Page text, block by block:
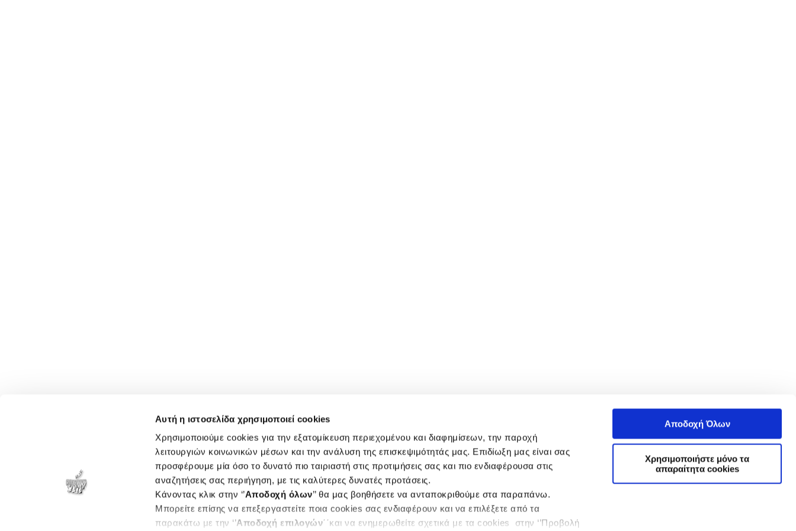
Αυτή η ιστοσελίδα χρησιμοποιεί cookies
Χρησιμοποιούμε cookies για την εξατομίκευση περιεχομένου και διαφημίσεων, την παροχή
λειτουργιών κοινωνικών μέσων και την ανάλυση της επισκεψιμότητάς μας. Επιδίωξη μας είναι σας
προσφέρουμε μία όσο το δυνατό πιο ταιριαστή στις προτιμήσεις σας και πιο ενδιαφέρουσα στις
αναζητήσεις σας περιήγηση, με τις καλύτερες δυνατές προτάσεις.
Κάνοντας κλικ στην ‘’Αποδοχή όλων’’ θα μας βοηθήσετε να ανταποκριθούμε στα παραπάνω.
Μπορείτε επίσης να επεξεργαστείτε ποια cookies σας ενδιαφέρουν και να επιλέξετε από τα
παρακάτω με την ‘’Αποδοχή επιλογών΄΄και να ενημερωθείτε σχετικά με τα cookies στην ‘’Προβολή
Αποδοχή Όλων
Χρησιμοποιήστε μόνο τα
απαραίτητα cookies